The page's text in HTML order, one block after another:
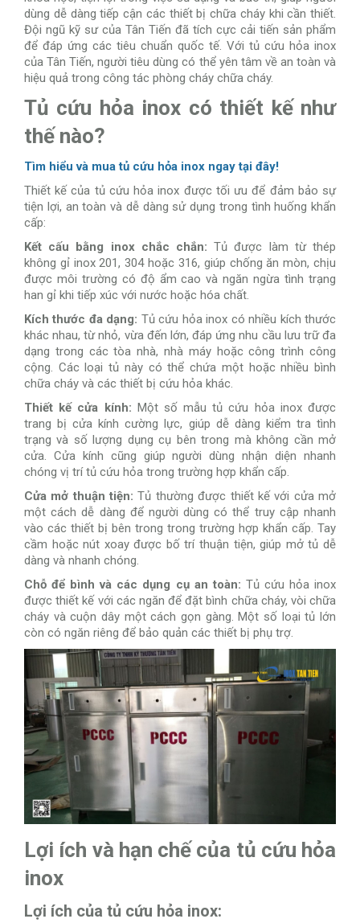
dùng dễ dàng tiếp cận các thiết bị chữa cháy khi cần thiết.
Đội ngũ kỹ sư của Tân Tiến đã tích cực cải tiến sản phẩm
để đáp ứng các tiêu chuẩn quốc tế. Với tủ cứu hỏa inox
của Tân Tiến, người tiêu dùng có thể yên tâm về an toàn và
hiệu quả trong công tác phòng cháy chữa cháy.
Tủ cứu hỏa inox có thiết kế như
thế nào?
Tìm hiểu và mua tủ cứu hỏa inox ngay tại đây!
Thiết kế của tủ cứu hỏa inox được tối ưu để đảm bảo sự
tiện lợi, an toàn và dễ dàng sử dụng trong tình huống khẩn
cấp:
Kết cấu bằng inox chắc chắn: Tủ được làm từ thép
không gỉ inox 201, 304 hoặc 316, giúp chống ăn mòn, chịu
được môi trường có độ ẩm cao và ngăn ngừa tình trạng
han gỉ khi tiếp xúc với nước hoặc hóa chất.
Kích thước đa dạng: Tủ cứu hỏa inox có nhiều kích thước
khác nhau, từ nhỏ, vừa đến lớn, đáp ứng nhu cầu lưu trữ đa
dạng trong các tòa nhà, nhà máy hoặc công trình công
cộng. Các loại tủ này có thể chứa một hoặc nhiều bình
chữa cháy và các thiết bị cứu hỏa khác.
Thiết kế cửa kính: Một số mẫu tủ cứu hỏa inox được
trang bị cửa kính cường lực, giúp dễ dàng kiểm tra tình
trạng và số lượng dụng cụ bên trong mà không cần mở
cửa. Cửa kính cũng giúp người dùng nhận diện nhanh
chóng vị trí tủ cứu hỏa trong trường hợp khẩn cấp.
Cửa mở thuận tiện: Tủ thường được thiết kế với cửa mở
một cách dễ dàng để người dùng có thể truy cập nhanh
vào các thiết bị bên trong trong trường hợp khẩn cấp. Tay
cầm hoặc nút xoay được bố trí thuận tiện, giúp mở tủ dễ
dàng và nhanh chóng.
Chỗ để bình và các dụng cụ an toàn: Tủ cứu hỏa inox
được thiết kế với các ngăn để đặt bình chữa cháy, vòi chữa
cháy và cuộn dây một cách gọn gàng. Một số loại tủ lớn
còn có ngăn riêng để bảo quản các thiết bị phụ trợ.
Lợi ích và hạn chế của tủ cứu hỏa
inox
Lợi ích của tủ cứu hỏa inox: